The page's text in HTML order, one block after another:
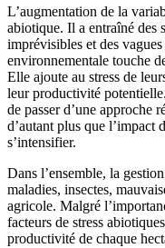
L’augmentation de la
abiotique. Il a entraîné des
imprévisibles et des
environnementale touche
Elle ajoute au stress de
leur productivité
de passer d’une approche
d’autant plus que l’impact
s’intensifier.
Dans l’ensemble, la
maladies, insectes,
agricole. Malgré
facteurs de stress
productivité de chaque